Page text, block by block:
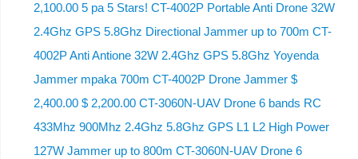
2,100.00 5 pa 5 Stars! CT-4002P Portable Anti Drone 32W
2.4Ghz GPS 5.8Ghz Directional Jammer up to 700m CT-
4002P Anti Antione 32W 2.4Ghz GPS 5.8Ghz Yoyenda
Jammer mpaka 700m CT-4002P Drone Jammer $
2,400.00 $ 2,200.00 CT-3060N-UAV Drone 6 bands RC
433Mhz 900Mhz 2.4Ghz 5.8Ghz GPS L1 L2 High Power
127W Jammer up to 800m CT-3060N-UAV Drone 6